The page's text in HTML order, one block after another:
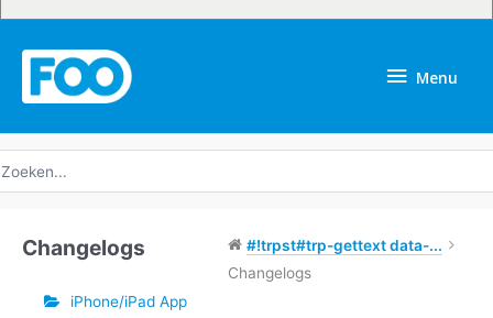
Menu
Changelogs
iPhone/iPad App
#!trpst#trp-gettext data-...
Changelogs